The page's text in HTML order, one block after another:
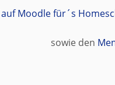
Moodle für´s
den